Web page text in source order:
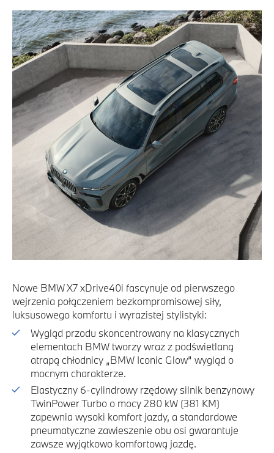
Nowe BMW X7 xDrive40i fascynuje od pierwszego
wejrzenia połączeniem bezkompromisowej siły,
luksusowego komfortu i wyrazistej stylistyki:
Wygląd przodu skoncentrowany na klasycznych
elementach BMW tworzy wraz z podświetlaną
atrapą chłodnicy „BMW Iconic Glow” wygląd o
mocnym charakterze.
Elastyczny 6-cylindrowy rzędowy silnik benzynowy
TwinPower Turbo o mocy 280 kW (381 KM)
zapewnia wysoki komfort jazdy, a standardowe
pneumatyczne zawieszenie obu osi gwarantuje
zawsze wyjątkowo komfortową jazdę.